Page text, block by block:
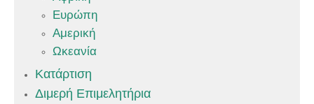
Ευρώπη
Αμερική
Ωκεανία
Κατάρτιση
Διμερή Επιμελητήρια